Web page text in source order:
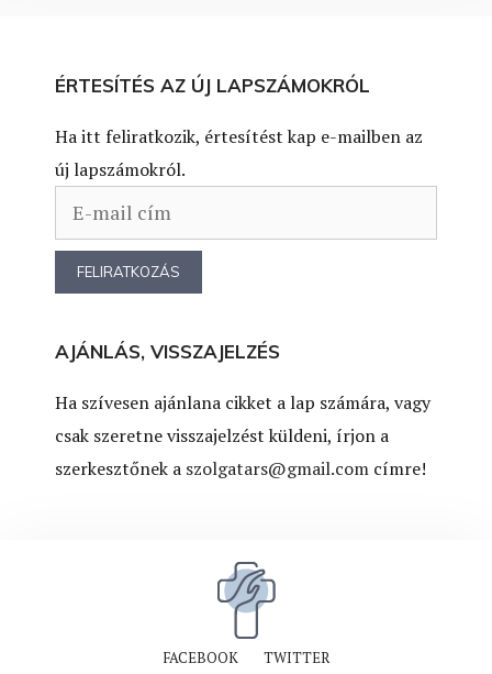
ÉRTESÍTÉS AZ ÚJ LAPSZÁMOKRÓL
Ha itt feliratkozik, értesítést kap e-mailben az
új lapszámokról.
AJÁNLÁS, VISSZAJELZÉS
Ha szívesen ajánlana cikket a lap számára, vagy
csak szeretne visszajelzést küldeni, írjon a
szerkesztőnek a szolgatars@gmail.com címre!
FACEBOOK TWITTER